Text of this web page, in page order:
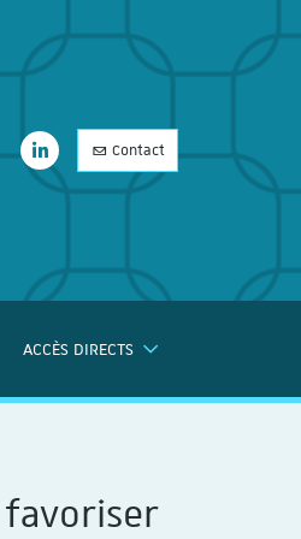
LinkedIn
Contact
ACCÈS DIRECTS
LinkedIn